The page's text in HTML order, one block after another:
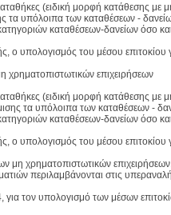
(ειδική μορφή κατάθεσης με
τα υπόλοιπα των καταθέσεων -
καταθέσεων-δανείων όσο
ο υπολογισμός του μέσου επιτοκίου
χρηματοπιστωτικών επιχειρήσεων
(ειδική μορφή κατάθεσης με
τα υπόλοιπα των καταθέσεων -
καταθέσεων-δανείων όσο
ο υπολογισμός του μέσου επιτοκίου
μη χρηματοπιστωτικών
περιλαμβάνονται στις
τον υπολογισμό των μέσων